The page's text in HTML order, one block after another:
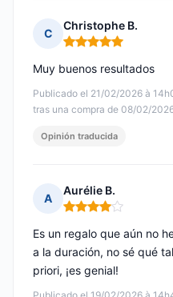
C
Christophe B.
Nota: 5 de 5
Publicado el 21/02/2026 à
tras una compra de 08/02/
Muy buenos resultados
Opinión traducida
A
Aurélie B.
Nota: 4 de 5
Es un regalo que aún no
a la duración, no sé qué
priori, ¡es genial!